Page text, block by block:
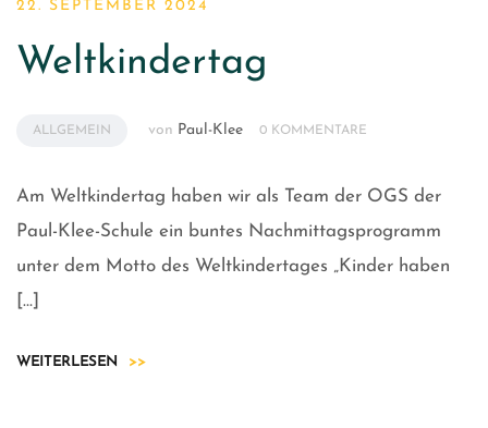
22. SEPTEMBER 2024
Weltkindertag
ALLGEMEIN von Paul-Klee 0 KOMMENTARE
Am Weltkindertag haben wir als Team der OGS der
Paul-Klee-Schule ein buntes Nachmittagsprogramm
unter dem Motto des Weltkindertages „Kinder haben
[…]
WEITERLESEN >>